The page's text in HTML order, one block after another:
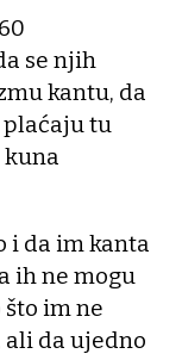
se njih
kantu, da
tu
kuna
i da im kanta
ih ne mogu
im ne
da ujedno